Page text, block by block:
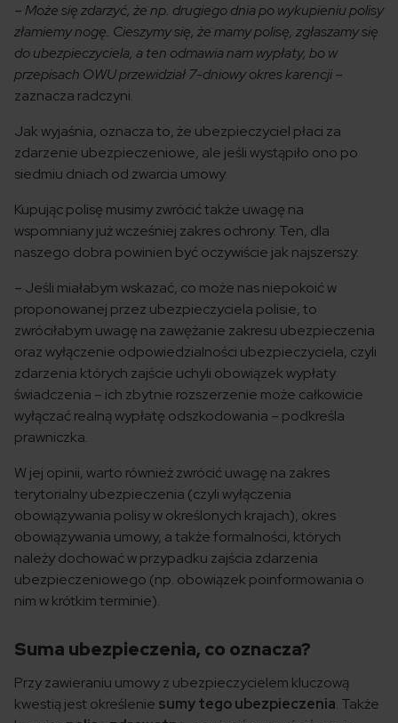
–Może się zdarzyć, że np. drugiego dnia po wykupieniu polisy
złamiemy nogę. Cieszymy się, że mamy polisę, zgłaszamy się
do ubezpieczyciela, a ten odmawia nam wypłaty, bo w
przepisach OWU przewidział 7-dniowy okres karencji–
zaznacza radczyni.
Jak wyjaśnia, oznacza to, że ubezpieczyciel płaci za
zdarzenie ubezpieczeniowe, ale jeśli wystąpiło ono po
siedmiu dniach od zwarcia umowy.
Kupując polisę musimy zwrócić także uwagę na
wspomniany już wcześniej zakres ochrony. Ten, dla
naszego dobra powinien być oczywiście jak najszerszy.
– Jeśli miałabym wskazać, co może nas niepokoić w
proponowanej przez ubezpieczyciela polisie, to
zwróciłabym uwagę na zawężanie zakresu ubezpieczenia
oraz wyłączenie odpowiedzialności ubezpieczyciela, czyli
zdarzenia których zajście uchyli obowiązek wypłaty
świadczenia – ich zbytnie rozszerzenie może całkowicie
wyłączać realną wypłatę odszkodowania – podkreśla
prawniczka.
W jej opinii, warto również zwrócić uwagę na zakres
terytorialny ubezpieczenia (czyli wyłączenia
obowiązywania polisy w określonych krajach), okres
obowiązywania umowy, a także formalności, których
należy dochować w przypadku zajścia zdarzenia
ubezpieczeniowego (np. obowiązek poinformowania o
nim w krótkim terminie).
Suma ubezpieczenia, co oznacza?
Przy zawieraniu umowy z ubezpieczycielem kluczową
kwestią jest określenie sumy tego ubezpieczenia. Także